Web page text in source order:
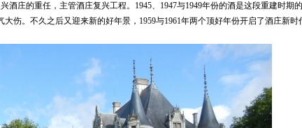
酒庄的重任，主管酒庄复兴工程。1945、1947与1949年份的酒是这段重建时期的
大伤。不久之后又迎来新的好年景，1959与1961年两个顶好年份开启了酒庄新时